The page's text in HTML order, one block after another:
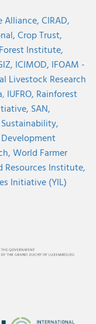
Alliance,CIRAD,
Crop Trust,
Institute,
ICIMOD, IFOAM -
Livestock Research
, IUFRO, Rainforest
SAN,
World Farmer
Resources Institute,
Initiative (YIL)